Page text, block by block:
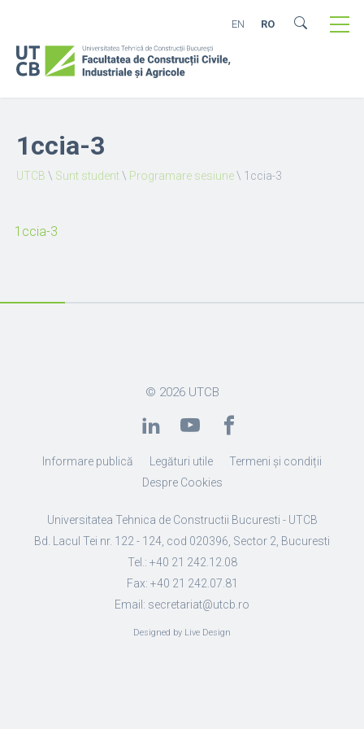
EN RO
1ccia-3
UTCB \ Sunt student\ Programare sesiune\ 1ccia-3
1ccia-3
© 2026 UTCB
Informare publică Legături utile
Termeni și condiții
Despre Cookies
Universitatea Tehnica de Constructii Bucuresti - UTCB
Bd. Lacul Tei nr. 122 - 124, cod 020396, Sector 2, Bucuresti
Tel.: +40 21 242.12.08
Fax: +40 21 242.07.81
Email: secretariat@utcb.ro
Designed by Live Design